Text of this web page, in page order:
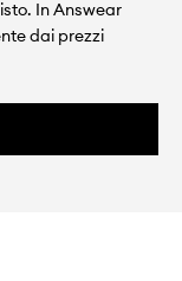
In Answear
dai prezzi